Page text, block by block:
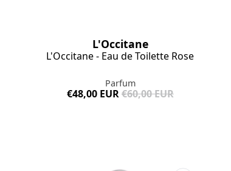
L'Occitane
L'Occitane - Eau de Toilette Rose
Parfum
€48,00 EUR€60,00 EUR